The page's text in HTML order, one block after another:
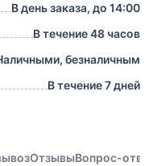
В день заказа, до 14:00
В течение 48 часов
безналичным
В течение 7 дней
ОтзывыВопрос-